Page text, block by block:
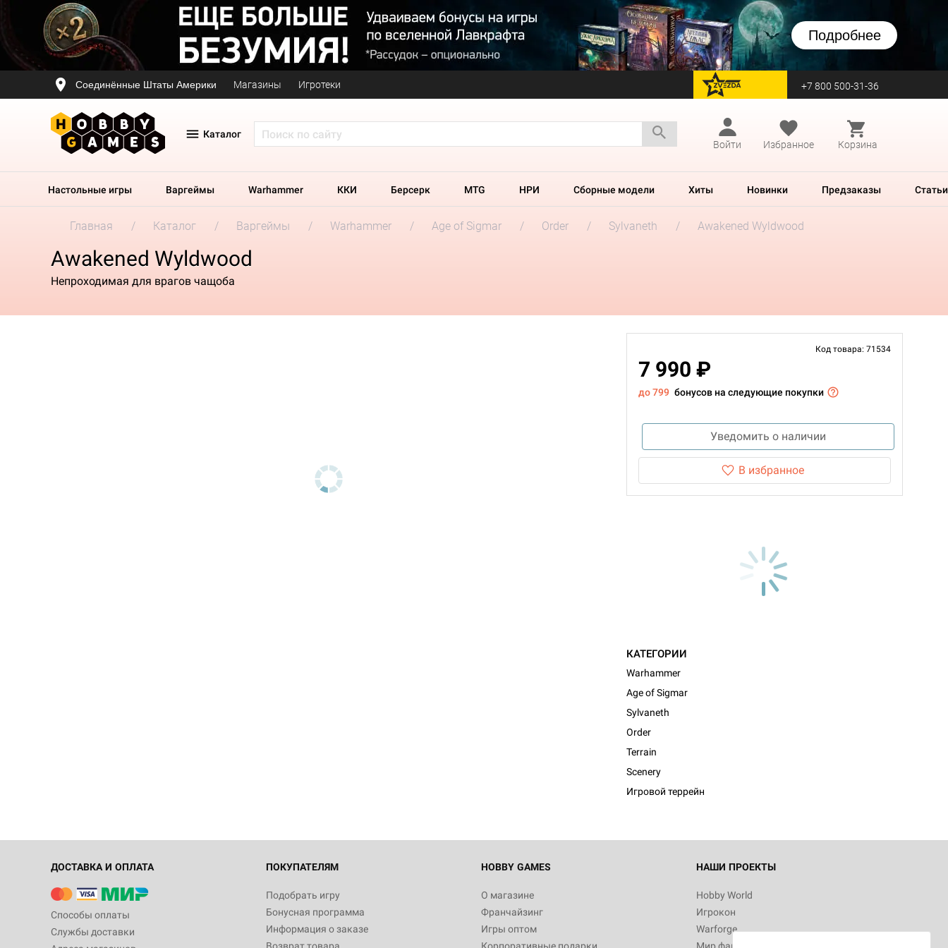
Подробнее
Соединённые Штаты Америки Магазины Игротеки перейти на Zvezda +7 800 500-31-36
Каталог
Войти
Избранное Корзина
Настольные игры Варгеймы Warhammer ККИ Берсерк MTG НРИ Сборные модели Хиты Новинки Предзаказы Статьи
Главная Каталог Варгеймы Warhammer Age of Sigmar Order Sylvaneth Awakened Wyldwood
Awakened Wyldwood
Непроходимая для врагов чащоба
Код товара: 71534
7 990 ₽
до 799 бонусов на следующие покупки
Уведомить о наличии
В избранное
КАТЕГОРИИ
Warhammer
Age of Sigmar
Sylvaneth
Order
Terrain
Scenery
Игровой террейн
ДОСТАВКА И ОПЛАТА
Способы оплаты
Службы доставки
ПОКУПАТЕЛЯМ
Подобрать игру
Бонусная программа
Информация о заказе
HOBBY GAMES
О магазине
Франчайзинг
Игры оптом
НАШИ ПРОЕКТЫ
Hobby World
Игрокон
Warforge